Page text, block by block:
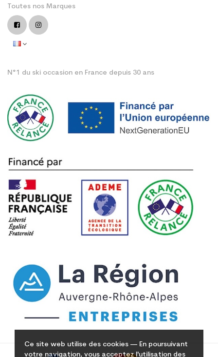
Ce site web utilise des cookies — En poursuivant
votre navigation, vous acceptez l'utilisation des
Toutes nos Marques
N°1 du ski occasion en France depuis 30 ans